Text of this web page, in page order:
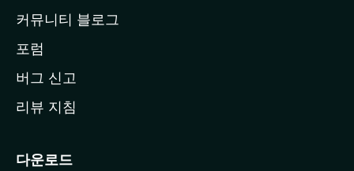
이
동
커뮤니티 블로그
포럼
버그 신고
리뷰 지침
다운로드